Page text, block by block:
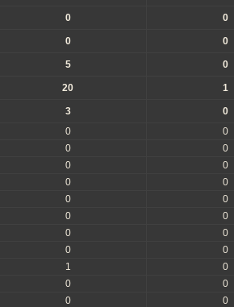
0 0
0 0
5 0
20 1
3 0
0 0
0 0
0 0
0 0
0 0
0 0
0 0
0 0
1 0
0 0
0 0